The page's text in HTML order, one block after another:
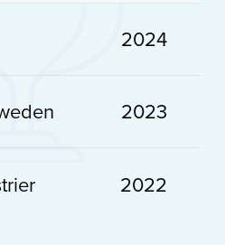
2024
2023
2022